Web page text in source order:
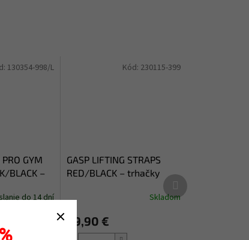
GYM
BLACK –
do 14 dní
130354-998/L
GASP LIFTING STRAPS
RED/BLACK – trhačky
Skladom
29,90 €
Kód: 230115-399
Ďalší
produkt